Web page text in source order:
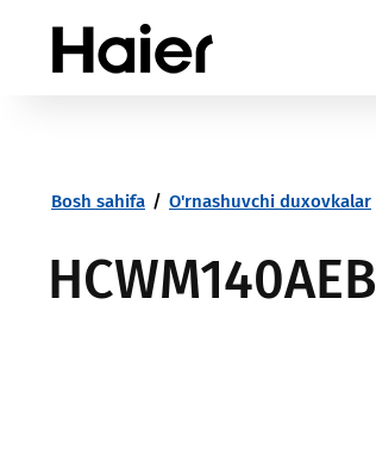
Bosh sahifa / O'rnashuvchi duxovkalar
HCWM140AEB